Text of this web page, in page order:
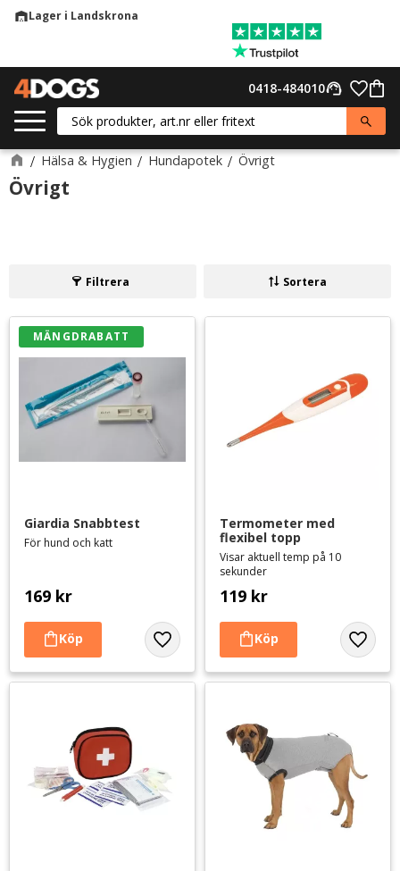
warehouseLager i Landskrona
support_agent
0418-484010
Hälsa & Hygien Hundapotek Övrigt
Övrigt
Filtrera Sortera
Giardia Snabbtest
För hund och katt
169 kr
MÄNGDRABATT
Lägg till i favoriter
Termometer med
flexibel topp
Visar aktuell temp på 10
sekunder
119 kr
Lägg